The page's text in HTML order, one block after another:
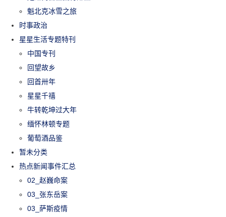
魁北克冰雪之旅
时事政治
星星生活专题特刊
中国专刊
回望故乡
回首卅年
星星千禧
牛转乾坤过大年
缅怀林顿专题
葡萄酒品鉴
暂未分类
热点新闻事件汇总
02_赵巍命案
03_张东岳案
03_萨斯疫情